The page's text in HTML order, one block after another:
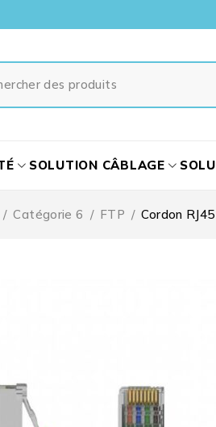
SOLUTION CÂBLAGE
/ Catégorie 6 / FTP / Cordon